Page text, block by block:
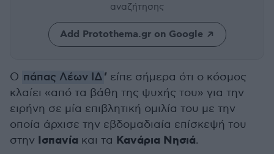
αναζήτησης
Add Protothema.gr on Google
Ο πάπας Λέων ΙΔ’ είπε σήμερα ότι ο κόσμος
κλαίει «από τα βάθη της ψυχής του» για την
ειρήνη σε μία επιβλητική ομιλία του με την
οποία άρχισε την εβδομαδιαία επίσκεψή του
στην Ισπανία και τα Κανάρια Νησιά.